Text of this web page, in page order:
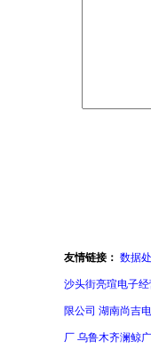
友情链接： 数据
沙头街亮瑄电子
限公司 湖南尚吉
厂 乌鲁木齐澜鲸